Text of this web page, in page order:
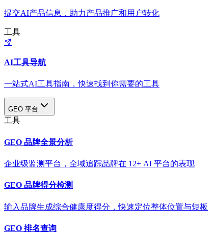
提交AI产品信息，助力产品推广和用户转化
工具
AI工具导航
一站式AI工具指南，快速找到你需要的工具
GEO 平台
工具
GEO 品牌全景分析
企业级监测平台，全域追踪品牌在 12+ AI 平台的表现
GEO 品牌得分检测
输入品牌生成综合健康度得分，快速定位整体位置与短板
GEO 排名查询